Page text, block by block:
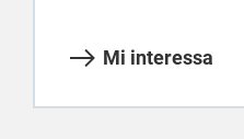
Mi interessa